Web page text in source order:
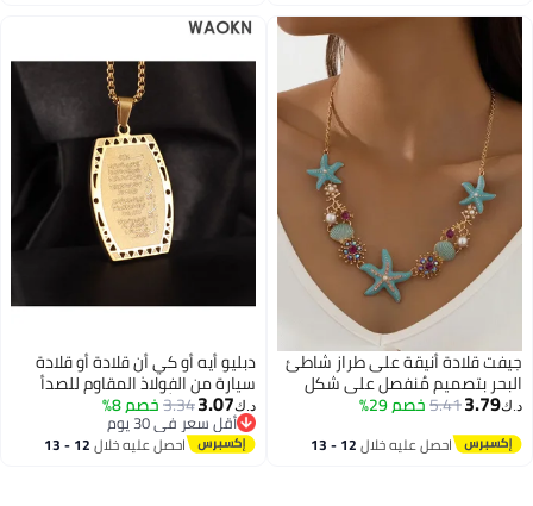
جيفت قلادة أنيقة على طراز شاطئ
البحر بتصميم مُنفصل على شكل
نجمة بحر وسلسلة ترقوة
د.ك‏3.79
5.41خصم 29%
احصل عليه خلال 12 - 13
دبليو أيه أو كي أن قلادة أو قلادة
سيارة من الفولاذ المقاوم للصدأ
تحمل اسم الله، للرجال والنساء،
قلادة آية الكرسي، مجوهرات
إسلامية عربية، هدايا عيد رمضان -
د.ك‏3.07
3.34خصم 8%
أقل سعر في 30 يوم
أقل سعر في 30 يوماحصل عليه خلال 12 - 13